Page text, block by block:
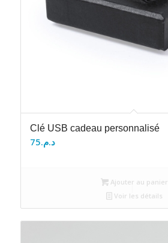
Clé USB cadeau personnalisé
د.م.75
Ajouter au panier
Voir les détails